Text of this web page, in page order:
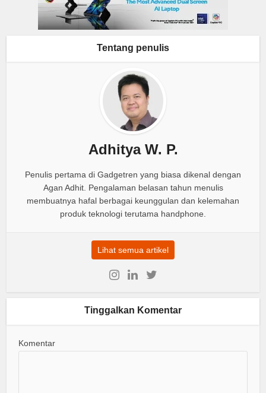
Tentang penulis
Adhitya W. P.
Penulis pertama di Gadgetren yang biasa dikenal dengan
Agan Adhit. Pengalaman belasan tahun menulis
membuatnya hafal berbagai keunggulan dan kelemahan
produk teknologi terutama handphone.
Lihat semua artikel
Tinggalkan Komentar
Komentar